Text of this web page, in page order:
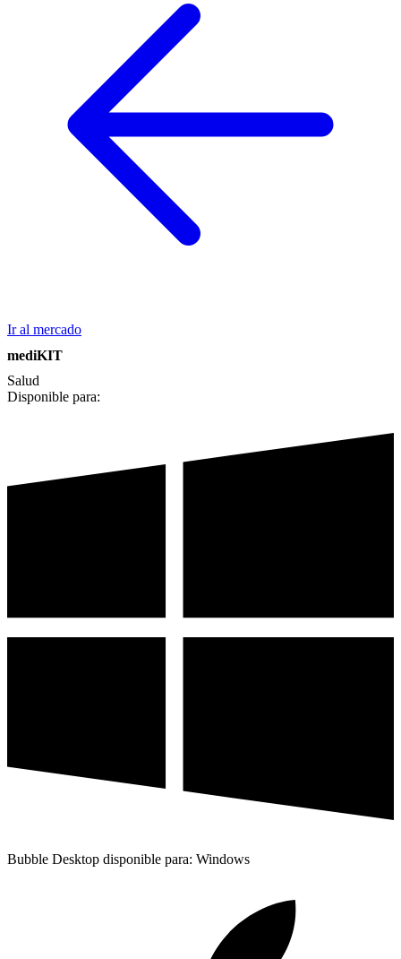
Ir al mercado
mediKIT
Salud
Disponible para:
Bubble Desktop disponible para: Windows